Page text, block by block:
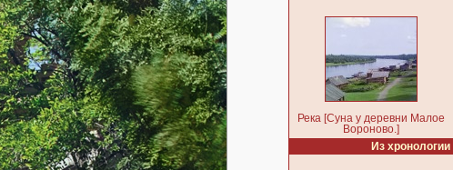
Река [Суна у деревни Малое
Вороново.]
Из хронологии